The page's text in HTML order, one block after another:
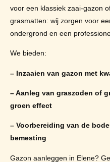
voor een klassiek zaai-gazon
grasmatten: wij zorgen voor
ondergrond en een
We bieden:
– Inzaaien van gazon met
– Aanleg van graszoden of
groen effect
– Voorbereiding van de
bemesting
Gazon aanleggen in Elene?